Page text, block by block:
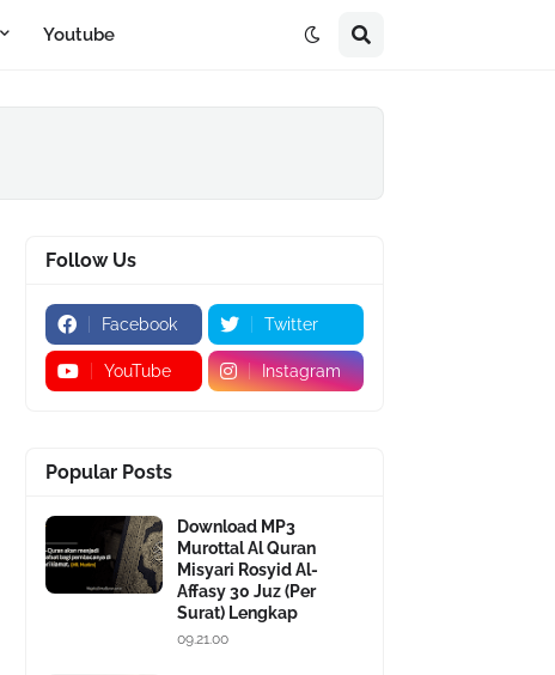
Youtube
Follow Us
Facebook Twitter
YouTube Instagram
Popular Posts
Download MP3
Murottal Al Quran
Misyari Rosyid Al-
Affasy 30 Juz (Per
Surat) Lengkap
09.21.00